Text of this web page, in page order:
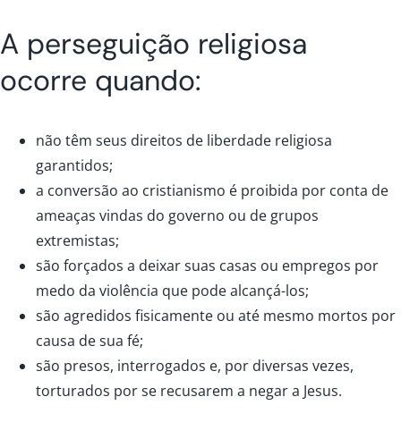
A perseguição religiosa
ocorre quando:
não têm seus direitos de liberdade religiosa
garantidos;
a conversão ao cristianismo é proibida por conta de
ameaças vindas do governo ou de grupos
extremistas;
são forçados a deixar suas casas ou empregos por
medo da violência que pode alcançá-los;
são agredidos fisicamente ou até mesmo mortos por
causa de sua fé;
são presos, interrogados e, por diversas vezes,
torturados por se recusarem a negar a Jesus.